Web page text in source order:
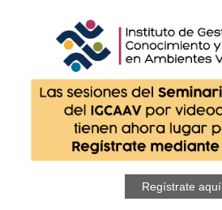
Regístrate aquí